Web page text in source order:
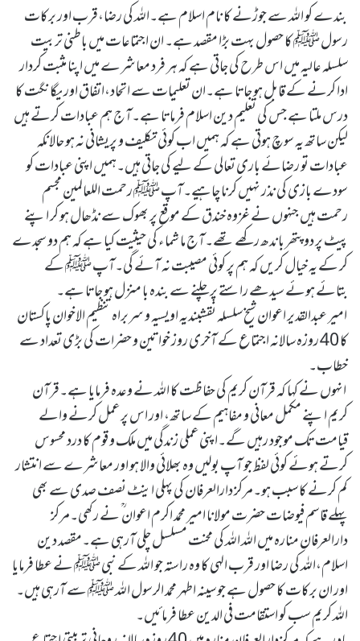
بندے کو اللہ سے جوڑنے کا نام اسلام ہے۔اللہ کی رضا،قرب اور برکات
رسول ﷺ کا حصول بہت بڑا مقصد ہے۔ ان اجتماعات میں باطنی تربیت
سلسلہ عالیہ میں اس طرح کی جاتی ہے کہ ہر فرد معاشرے میں اپنا مثبت کردار
ادا کرنے کے قابل ہو جاتا ہے۔ان تعلیمات سے اتحاد،اتفاق اور یگانگت کا
درس ملتا ہے جس کی تعلیم دین اسلام فرماتا ہے۔آج ہم عبادات کرتے ہیں
لیکن ساتھ یہ سوچ ہوتی ہے کہ ہمیں اب کوئی تکلیف و پریشانی نہ ہو حالانکہ
عبادات تو رضائے باری تعالی کے لیے کی جاتی ہیں۔ہمیں اپنی عبادات کو
سودے بازی کی نذر نہیں کرنا چاہیے۔آپ ﷺ رحمت اللعالمین مجسم
رحمت ہیں جنہوں نے غزوہ خندق کے موقع پر بھوک سے نڈھال ہو کر اپنے
پیٹ پر دو پتھر باندھ رکھے تھے۔آج ما شما ء کی حیثیت کیا ہے کہ ہم دو سجدے
کر کے یہ خیال کریں کہ ہم پر کوئی مصیبت نہ آئے گی۔آپ ﷺ کے
بتائے ہوئے سیدھے راستے پر چلنے سے بندہ با منزل ہو جاتا ہے۔
امیر عبدالقدیر اعوان شیخ سلسلہ نقشبندیہ اویسیہ و سربراہ تنظیم الاخوان پاکستان
کا 40 روزہ سالانہ اجتماع کے آخری روز خواتین و حضرات کی بڑی تعداد سے
خطاب۔
انہوں نے کہا کہ قرآن کریم کی حفاظت کا اللہ نے وعدہ فرمایا ہے۔قرآن
کریم اپنے مکمل معانی و مفاہیم کے ساتھ، اور اس پر عمل کرنے والے
قیامت تک موجود رہیں گے۔اپنی عملی زندگی میں ملک و قوم کا درد محسوس
کرتے ہوئے کوئی لفظ جو آپ بولیں وہ بھلائی والا ہو اور معاشرے سے انتشار
کم کرنے کا سبب ہو۔مرکز دارالعرفان کی پہلی اینٹ نصف صدی سے بھی
پہلے قاسم فیوضات حضرت مولانا امیر محمد اکرم اعوان ؒ نے رکھی۔مرکز
دارالعرفان منارہ میں اللہ اللہ کی محنت مسلسل چلی آرہی ہے۔مقصد دین
اسلام،اللہ کی رضا اور قرب الہی کا وہ راستہ جو اللہ کے نبی ﷺ نے عطا فرمایا
اور ان برکات کا حصول ہے جو سینہ اطہر محمد الرسول اللہ ﷺ سے آرہی ہیں۔
اللہ کریم سب کو استقامت فی الدین عطا فرمائیں۔